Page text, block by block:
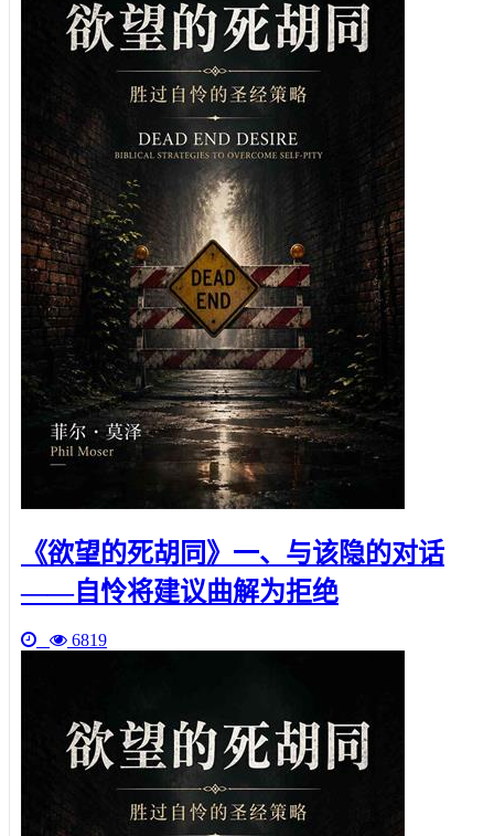
《欲望的死胡同》一、与该隐的对话
——自怜将建议曲解为拒绝
6819